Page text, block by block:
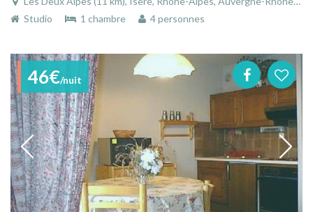
Studio
1 chambre 4 personnes
46€/nuit